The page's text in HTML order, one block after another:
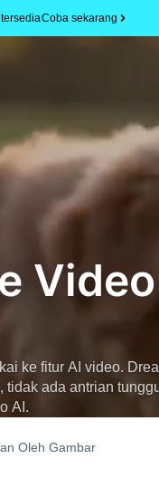
Coba sekarang
ke fitur AI video.
ada antrian
AI.